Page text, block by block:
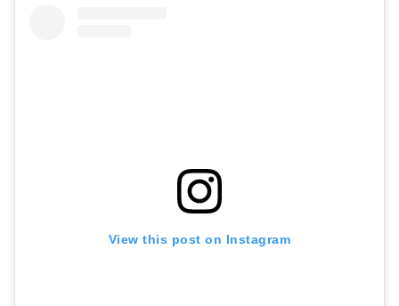
View this post on Instagram